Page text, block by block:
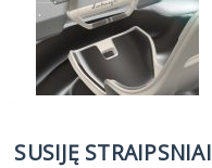
SUSIJĘ STRAIPSNIAI